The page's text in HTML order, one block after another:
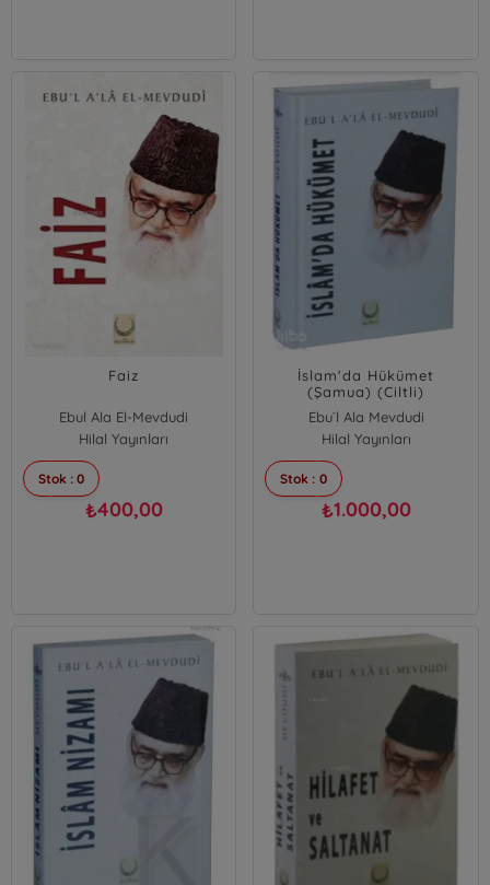
Faiz
Ebul Ala El-Mevdudi
Hilal Yayınları
Stok : 0
₺400,00
İslam'da Hükümet
(Şamua) (Ciltli)
Ebu`l Ala Mevdudi
Hilal Yayınları
Stok : 0
₺1.000,00